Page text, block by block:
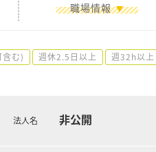
職場情報
む) 週休2.5日以上 週32h以上
法人名 非公開